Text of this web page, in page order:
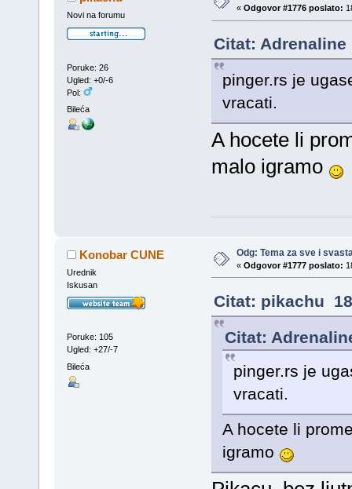
Novi na forumu
Poruke: 26
Ugled: +0/-6
Pol:
Bileća
« Odgovor #1776 poslato:
Citat: Adrenaline
pinger.rs je
vracati.
A hocete li
malo igramo
Konobar CUNE
Urednik
Iskusan
Poruke: 105
Ugled: +27/-7
Bileća
Odg: Tema za sve i
« Odgovor #1777 poslato:
Citat: pikachu
Citat:
pinger.rs je
vracati.
A hocete li
igramo